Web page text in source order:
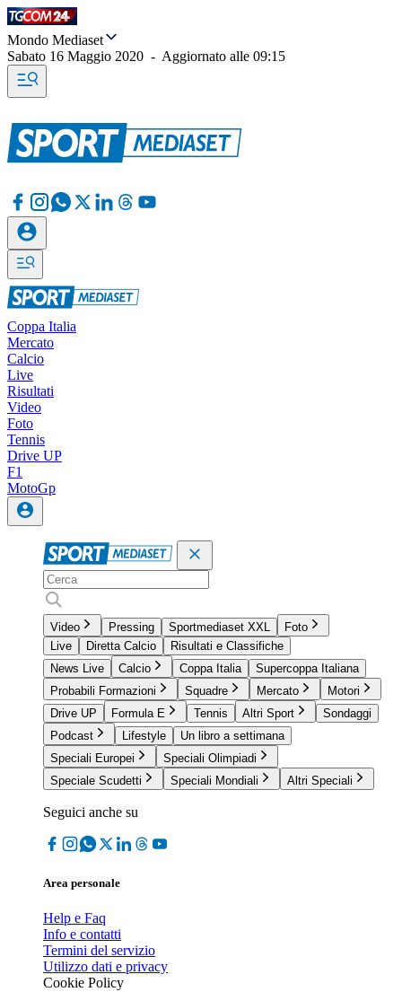
Mondo Mediaset
Sabato 16 Maggio 2020 - Aggiornato alle 09:15
Coppa Italia
Mercato
Calcio
Live
Risultati
Video
Foto
Tennis
Drive UP
F1
MotoGp
Video Pressing Sportmediaset XXL
Foto
Live
Diretta Calcio
Risultati e Classifiche
News Live
Calcio Coppa Italia
Supercoppa Italiana
Probabili Formazioni
Squadre Mercato
Motori
Drive UP
Formula E Tennis Altri Sport
Sondaggi
Podcast
Lifestyle
Un libro a settimana
Speciali Europei
Speciali Olimpiadi
Speciale Scudetti
Speciali Mondiali Altri Speciali
Seguici anche su
Area personale
Help e Faq
Info e contatti
Termini del servizio
Utilizzo dati e privacy
Cookie Policy